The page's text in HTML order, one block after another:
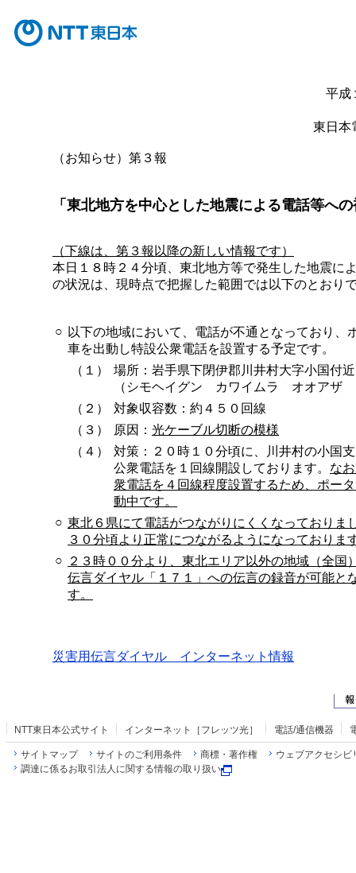
平成
東日本
（お知らせ）第３報
「東北地方を中心とした地震による電話等へ
（下線は、第３報以降の新しい情報です）
本日１８時２４分頃、東北地方等で発生した地震に
の状況は、現時点で把握した範囲では以下のとおり
○ 以下の地域において、電話が不通となっており、
車を出動し特設公衆電話を設置する予定です。
（１）
場所：岩手県下閉伊郡川井村大字小国付近
（シモヘイグン カワイムラ オオアザ
（２）
対象収容数：約４５０回線
（３）
原因： 光ケーブル切断の模様
（４）
対策：２０時１０分頃に、川井村の小国
公衆電話を１回線開設しております。 な
衆電話を４回線程度設置するため、ポー
動中です。
○ 東北６県にて電話がつながりにくくなっておりま
３０分頃より正常につながるようになっておりま
○
２３時００分より、東北エリア以外の地域（全国
伝言ダイヤル「１７１」への伝言の録音が可能と
す。
災害用伝言ダイヤル インターネット情報
NTT東日本公式サイト インターネット［フレッツ光］ 電話/通信機器
サイトマップ サイトのご利用条件 商標・著作権
ウェブアクセシビ
調達に係るお取引法人に関する情報の取り扱い